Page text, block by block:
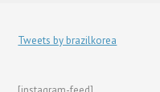
Tweets by brazilkorea